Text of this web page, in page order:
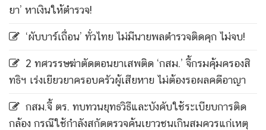
ยา’ หาเงินให้ตำรวจ!
‘ผับบาร์เถื่อน’ ทั่วไทย ไม่มีนายพลตำรวจติดคุก ไม่จบ!
2 ทศวรรษฆ่าตัดตอนยาเสพติด ‘กสม.’ จี้กรมคุ้มครองสิ
ทธิฯ เร่งเยียวยาครอบครัวผู้เสียหาย ไม่ต้องรอผลคดีอาญา
กสม.จี้ ตร. ทบทวนยุทธวิธีและบังคับใช้ระเบียบการติด
กล้อง กรณีใช้กำลังสกัดตรวจค้นเยาวชนเกินสมควรแก่เหตุ